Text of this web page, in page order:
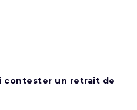
contester un retrait de